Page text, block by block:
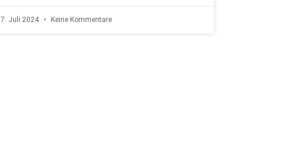
7. Juli 2024 Keine Kommentare